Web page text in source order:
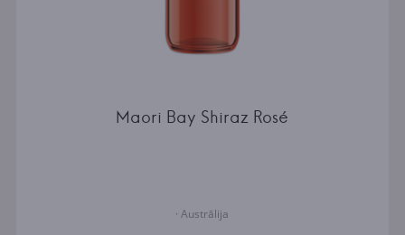
Maori Bay Shiraz Rosé
· Austrālija